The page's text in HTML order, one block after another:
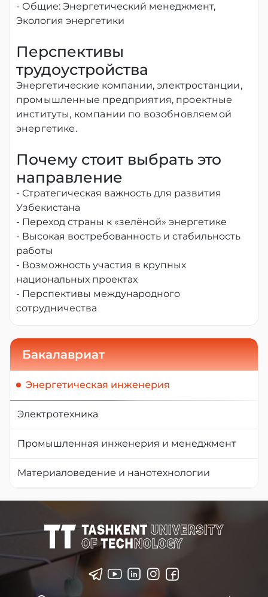
Бакалавриат
Энергетическая инженерия
Электротехника
Промышленная инженерия и менеджмент
Материаловедение и нанотехнологии
- Общие: Энергетический менеджмент,
Экология энергетики
Перспективы
трудоустройства
Энергетические компании, электростанции,
промышленные предприятия, проектные
институты, компании по возобновляемой
энергетике.
Почему стоит выбрать это
направление
- Стратегическая важность для развития
Узбекистана
- Переход страны к «зелёной» энергетике
- Высокая востребованность и стабильность
работы
- Возможность участия в крупных
национальных проектах
- Перспективы международного
сотрудничества